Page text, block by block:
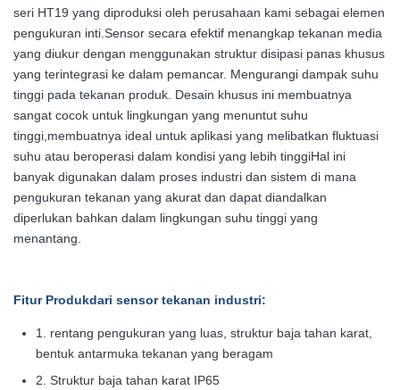
seri HT19 yang diproduksi oleh perusahaan kami sebagai elemen
pengukuran inti.Sensor secara efektif menangkap tekanan media
yang diukur dengan menggunakan struktur disipasi panas khusus
yang terintegrasi ke dalam pemancar. Mengurangi dampak suhu
tinggi pada tekanan produk. Desain khusus ini membuatnya
sangat cocok untuk lingkungan yang menuntut suhu
tinggi,membuatnya ideal untuk aplikasi yang melibatkan fluktuasi
suhu atau beroperasi dalam kondisi yang lebih tinggiHal ini
banyak digunakan dalam proses industri dan sistem di mana
pengukuran tekanan yang akurat dan dapat diandalkan
diperlukan bahkan dalam lingkungan suhu tinggi yang
menantang.
Fitur Produkdari sensor tekanan industri:
1. rentang pengukuran yang luas, struktur baja tahan karat,
bentuk antarmuka tekanan yang beragam
2. Struktur baja tahan karat IP65